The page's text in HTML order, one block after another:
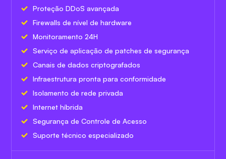
Proteção DDoS avançada
Firewalls de nível de hardware
Monitoramento 24H
Serviço de aplicação de patches de segurança
Canais de dados criptografados
Infraestrutura pronta para conformidade
Isolamento de rede privada
Internet híbrida
Segurança de Controle de Acesso
Suporte técnico especializado